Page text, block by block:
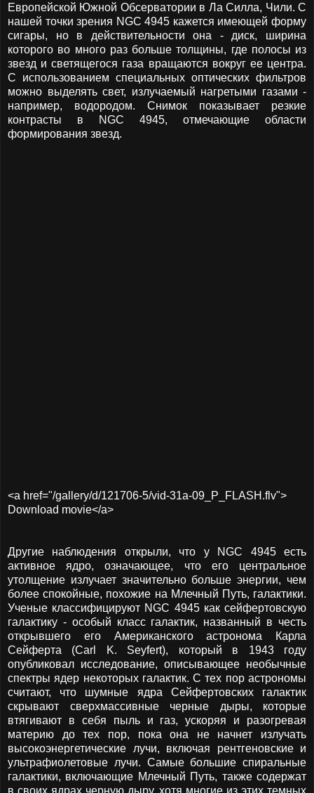
Европейской Южной Обсерватории в Ла Силла, Чили. С
нашей точки зрения NGC 4945 кажется имеющей форму
сигары, но в действительности она - диск, ширина
которого во много раз больше толщины, где полосы из
звезд и светящегося газа вращаются вокруг ее центра.
С использованием специальных оптических фильтров
можно выделять свет, излучаемый нагретыми газами -
например, водородом. Снимок показывает резкие
контрасты в NGC 4945, отмечающие области
формирования звезд.
<a href="/gallery/d/121706-5/vid-31a-09_P_FLASH.flv">
Download movie</a>
Другие наблюдения открыли, что у NGC 4945 есть
активное ядро, означающее, что его центральное
утолщение излучает значительно больше энергии, чем
более спокойные, похожие на Млечный Путь, галактики.
Ученые классифицируют NGC 4945 как сейфертовскую
галактику - особый класс галактик, названный в честь
открывшего его Американского астронома Карла
Сейферта (Carl K. Seyfert), который в 1943 году
опубликовал исследование, описывающее необычные
спектры ядер некоторых галактик. С тех пор астрономы
считают, что шумные ядра Сейфертовских галактик
скрывают сверхмассивные черные дыры, которые
втягивают в себя пыль и газ, ускоряя и разогревая
материю до тех пор, пока она не начнет излучать
высокоэнергетические лучи, включая рентгеновские и
ультрафиолетовые лучи. Самые большие спиральные
галактики, включающие Млечный Путь, также содержат
в своих ядрах черную дыру, хотя многие из этих темных